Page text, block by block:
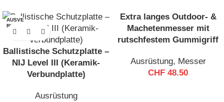
AUSVE
RKAUF
Ballistische Schutzplatte –
NIJ Level III (Keramik-
Verbundplatte)
Ausrüstung
AUSVE
RKAUF
T
Extra langes Outdoor- &
Machetenmesser mit
rutschfestem Gummigriff
Ausrüstung, Messer
CHF 48.50